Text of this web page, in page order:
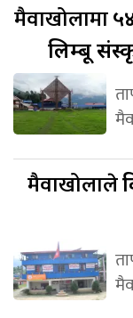
मैवाखोलामा
लिम्बू
मैवाखोलाले